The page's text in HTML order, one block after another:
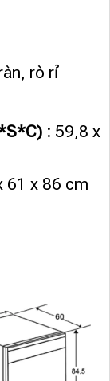
rò rỉ
: 59,8 x
61 x 86 cm